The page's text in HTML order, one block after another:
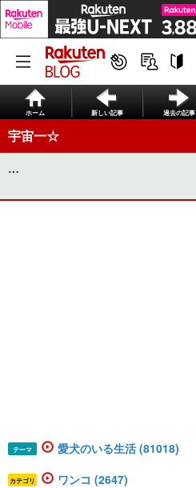
ホーム 新しい記事 過去の記事
宇宙一☆
…
テーマ 愛犬のいる生活 (81018)
カテゴリ ワンコ (2647)